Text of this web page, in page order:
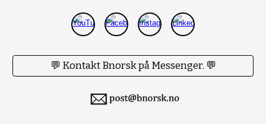
💬 Kontakt Bnorsk på Messenger. 💬